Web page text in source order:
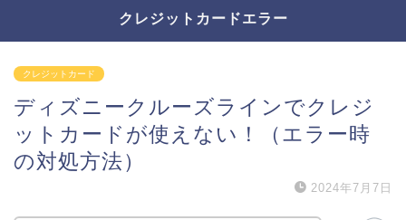
クレジットカードエラー
クレジットカード
ディズニークルーズラインでクレジ
ットカードが使えない！（エラー時
の対処方法）
2024年7月7日